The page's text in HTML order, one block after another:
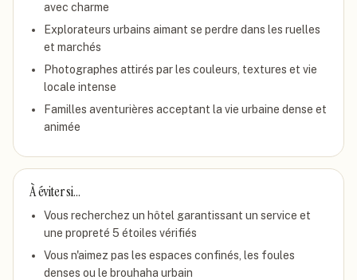
avec charme
Explorateurs urbains aimant se perdre dans les ruelles
et marchés
Photographes attirés par les couleurs, textures et vie
locale intense
Familles aventurières acceptant la vie urbaine dense et
animée
À éviter si…
Vous recherchez un hôtel garantissant un service et
une propreté 5 étoiles vérifiés
Vous n'aimez pas les espaces confinés, les foules
denses ou le brouhaha urbain